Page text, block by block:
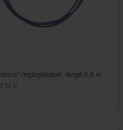
reglagekabel, längd 6,5 m
SEK